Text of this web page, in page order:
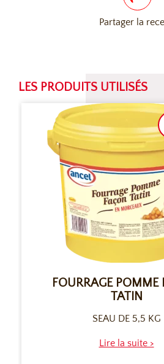
Partager la
LES PRODUITS UTILISÉS
FOURRAGE POMME
TATIN
SEAU DE 5,5 KG
Lire la suite >